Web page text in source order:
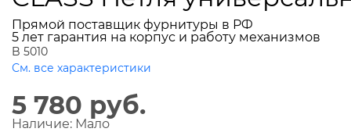
Прямой поставщик фурнитуры в РФ
5 лет гарантия на корпус и работу механизмов
B 5010
См. все характеристики
5 780 руб.
Наличие: Мало